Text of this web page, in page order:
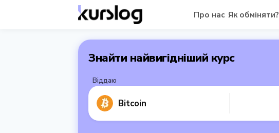
Про нас Як обміняти?
Знайти найвигідніший курс
Віддаю
Bitcoin